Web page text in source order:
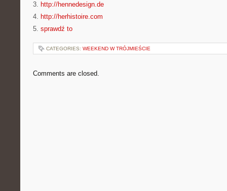
3. http://hennedesign.de
4. http://herhistoire.com
5. sprawdź to
CATEGORIES: WEEKEND W TRÓJMIEŚCIE
Comments are closed.